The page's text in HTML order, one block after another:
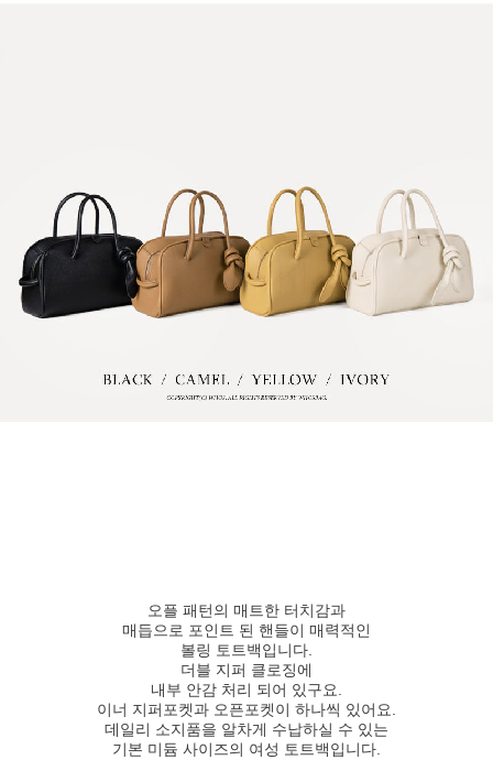
오플 패턴의 매트한 터치감과
매듭으로 포인트 된 핸들이 매력적인
볼링 토트백입니다.
더블 지퍼 클로징에
내부 안감 처리 되어 있구요.
이너 지퍼포켓과 오픈포켓이 하나씩 있어요.
데일리 소지품을 알차게 수납하실 수 있는
기본 미듐 사이즈의 여성 토트백입니다.